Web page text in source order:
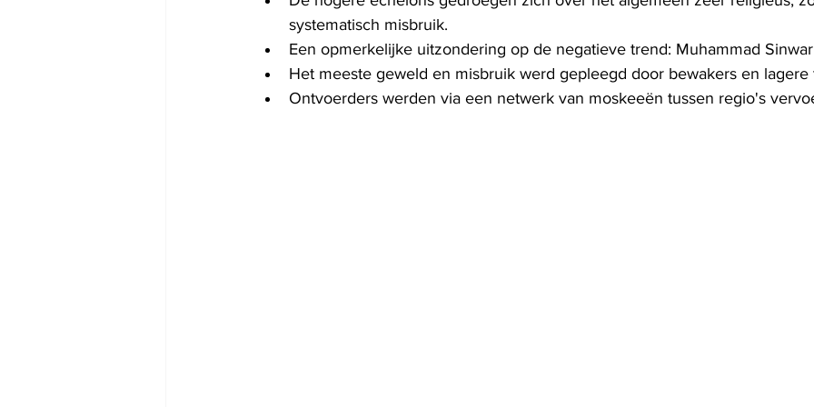
systematisch misbruik.
Een opmerkelijke uitzondering op de negatieve trend: Muhammad Sinwar
Het meeste geweld en misbruik werd gepleegd door bewakers en lagere
Ontvoerders werden via een netwerk van moskeeën tussen regio's